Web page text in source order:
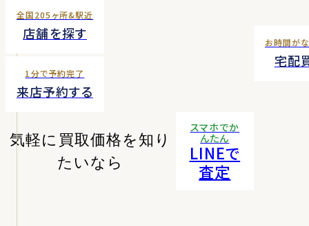
全国205ヶ所&駅近
店舗を探す
1分で予約完了
来店予約する
お時間が
宅配
気軽に買取価格を知り
たいなら
スマホでか
んたん
LINEで
査定